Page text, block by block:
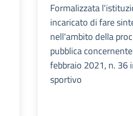
Formalizzata
incaricato di fare
nell'ambito della
pubblica
febbraio 2021, n. 36
sportivo